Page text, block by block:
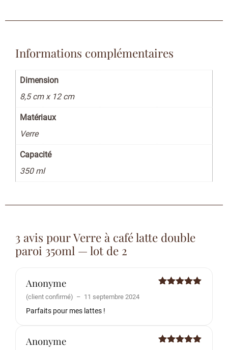
Informations complémentaires
Dimension
8,5 cm x 12 cm
Matériaux
Verre
Capacité
350 ml
3 avis pourVerre à café latte double
paroi 350ml — lot de 2
Anonyme
(client confirmé) – 11 septembre 2024
Parfaits pour mes lattes !
Anonyme